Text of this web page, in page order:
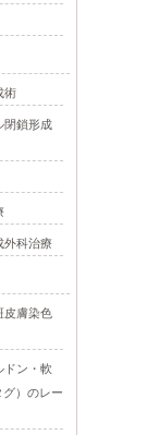
術
閉鎖形成
外科治療
皮膚染色
ドン・軟
）のレー